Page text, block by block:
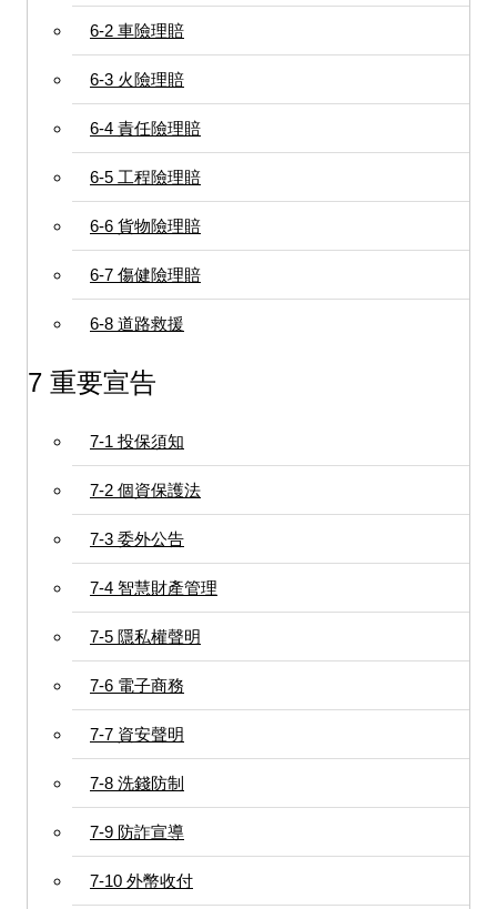
6-2 車險理賠
6-3 火險理賠
6-4 責任險理賠
6-5 工程險理賠
6-6 貨物險理賠
6-7 傷健險理賠
6-8 道路救援
7 重要宣告
7-1 投保須知
7-2 個資保護法
7-3 委外公告
7-4 智慧財產管理
7-5 隱私權聲明
7-6 電子商務
7-7 資安聲明
7-8 洗錢防制
7-9 防詐宣導
7-10 外幣收付